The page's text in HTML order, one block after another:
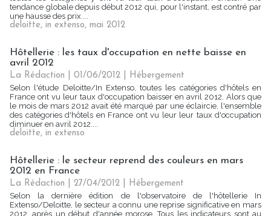
tendance globale depuis début 2012 qui, pour l'instant, est contré par
une hausse des prix....
deloitte, in extenso, mai 2012
Hôtellerie : les taux d'occupation en nette baisse en
avril 2012
La Rédaction | 01/06/2012
Hébergement
Selon l'étude Deloitte/In Extenso, toutes les catégories d'hôtels en
France ont vu leur taux d'occupation baisser en avril 2012. Alors que
le mois de mars 2012 avait été marqué par une éclaircie, l'ensemble
des catégories d'hôtels en France ont vu leur leur taux d'occupation
diminuer en avril 2012....
deloitte, in extenso
Hôtellerie : le secteur reprend des couleurs en mars
2012 en France
La Rédaction | 27/04/2012
Hébergement
Selon la dernière édition de l'observatoire de l'hôtellerie In
Extenso/Deloitte, le secteur a connu une reprise significative en mars
2012, après un début d'année morose. Tous les indicateurs sont au